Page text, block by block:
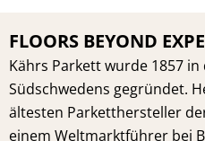
FLOORS BEYOND
Kährs Parkett wurde 1857
Südschwedens gegründet.
ältesten Parketthersteller
einem Weltmarktführer bei